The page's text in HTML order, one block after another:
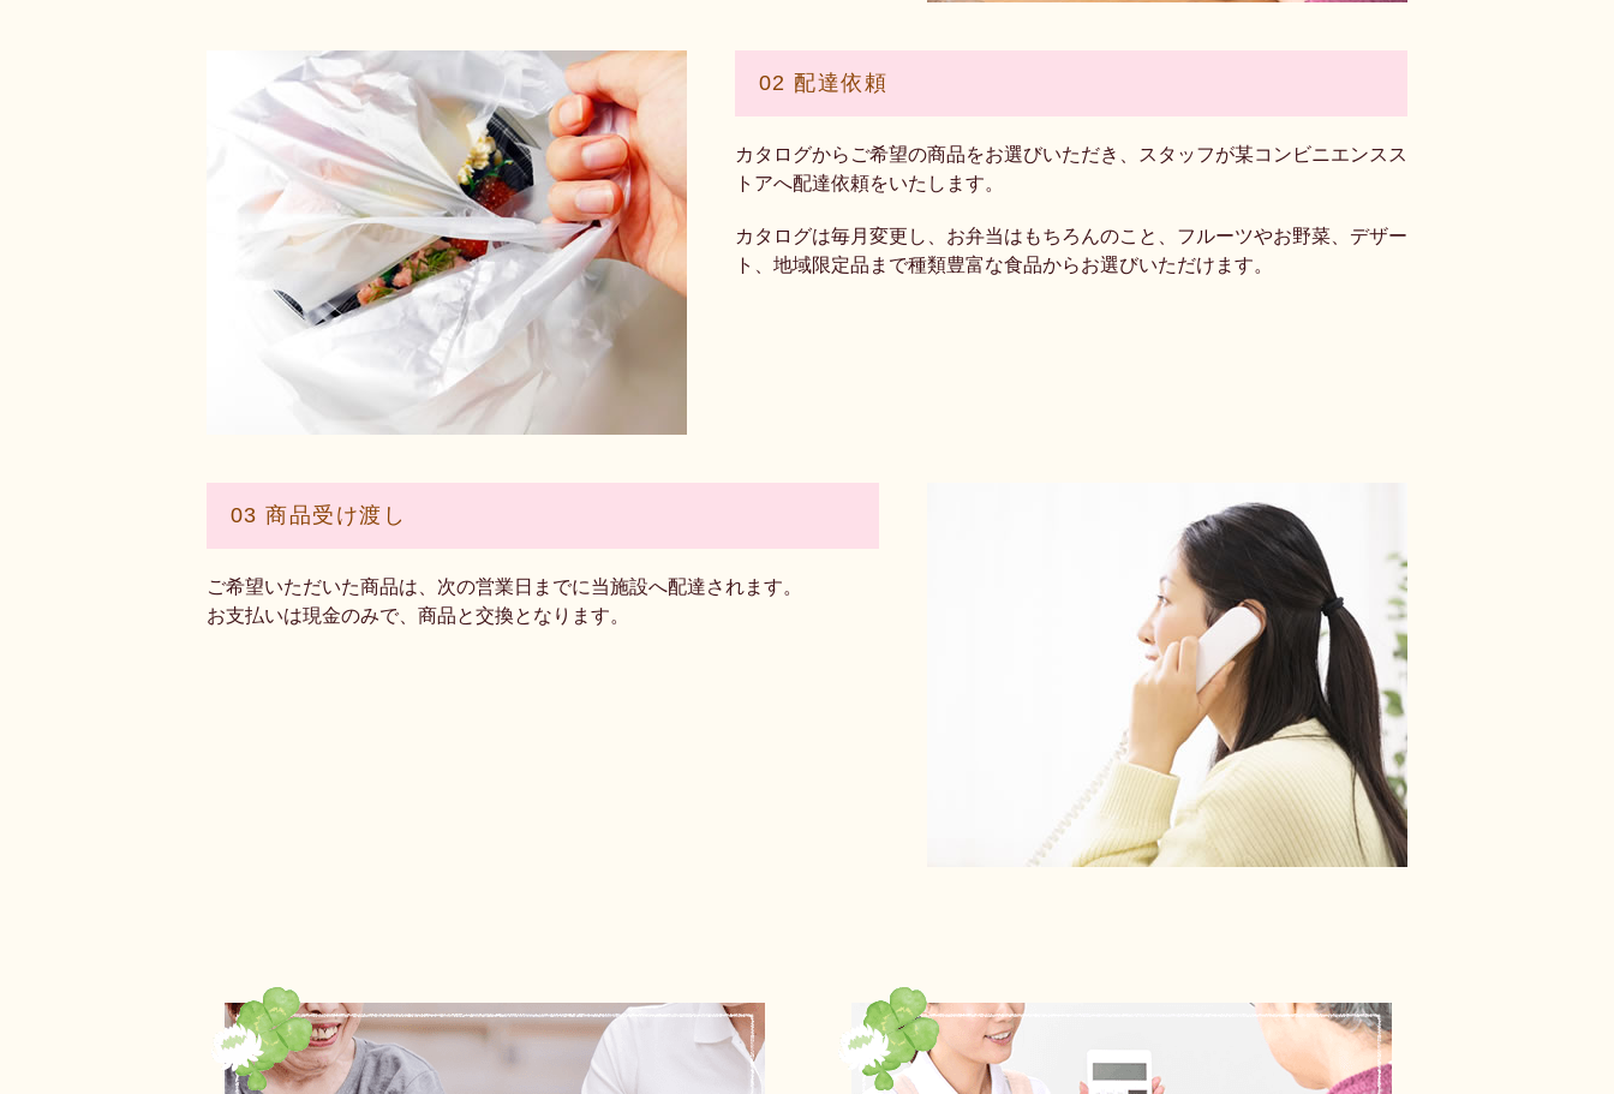
02 配達依頼
カタログからご希望の商品をお選びいただき、スタッフが某コンビニエンスス
トアへ配達依頼をいたします。
カタログは毎月変更し、お弁当はもちろんのこと、フルーツやお野菜、デザー
ト、地域限定品まで種類豊富な食品からお選びいただけます。
03 商品受け渡し
ご希望いただいた商品は、次の営業日までに当施設へ配達されます。
お支払いは現金のみで、商品と交換となります。